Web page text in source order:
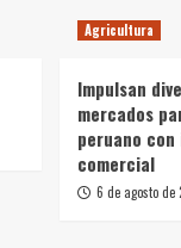
Agricultura
Impulsan
mercados
peruano
comercial
6 de agosto de